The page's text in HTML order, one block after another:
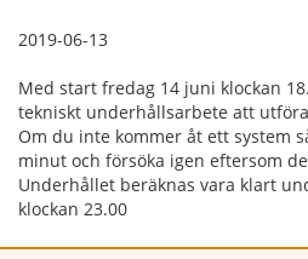
2019-06-13
Med start fredag 14 juni klockan
tekniskt underhållsarbete att
Om du inte kommer åt ett system
minut och försöka igen eftersom
Underhållet beräknas vara klart
klockan 23.00